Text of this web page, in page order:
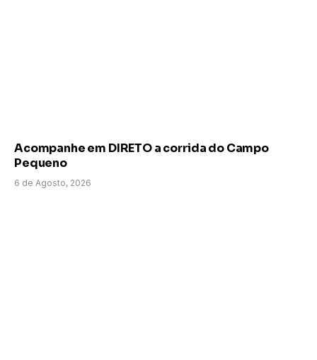
Acompanhe em DIRETO a corrida do Campo
Pequeno
6 de Agosto, 2026